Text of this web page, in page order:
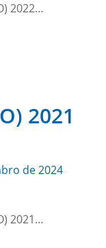
2022…
2021
de 2024
2021…